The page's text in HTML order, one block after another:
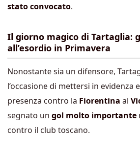
stato convocato.
Il giorno magico di Tartaglia:
all’esordio in Primavera
Nonostante sia un difensore,
l’occasione di mettersi in evidenza
presenza contro la Fiorentina al
segnato un gol molto importante
contro il club toscano.